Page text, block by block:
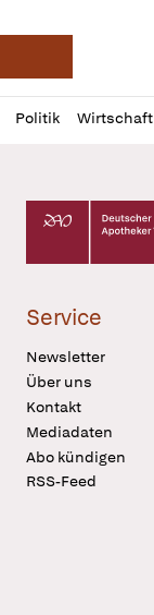
Deutsche
Politik Wirtschaft
Profil
öffnen
Daz
Pur
Deutscher
Service
Newsletter
Über uns
Kontakt
Mediadaten
Abo kündigen
RSS-Feed